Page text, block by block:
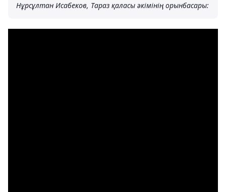
Нұрсұлтан Исабеков, Тараз қаласы әкімінің орынбасары: